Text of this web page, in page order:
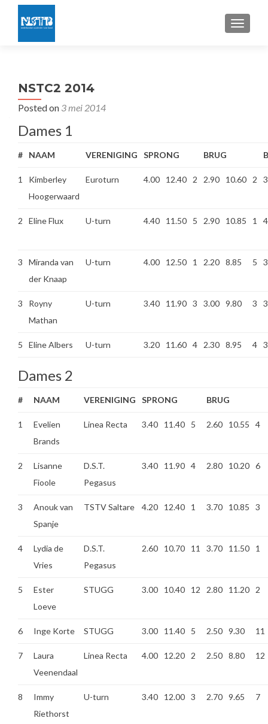
NSTC2 2014
Posted on 3 mei 2014
Dames 1
# NAAM VERENIGING SPRONG BRUG
1
Kimberley
Hoogerwaard
Euroturn 4.00 12.40 2 2.90 10.60 2
2 Eline Flux U-turn 4.40 11.50 5 2.90 10.85 1
3
Miranda van
der Knaap
U-turn 4.00 12.50 1 2.20 8.85 5
3
Royny
Mathan
U-turn 3.40 11.90 3 3.00 9.80 3
5 Eline Albers U-turn 3.20 11.60 4 2.30 8.95 4
Dames 2
# NAAM VERENIGING SPRONG BRUG
1
Evelien
Brands
Linea Recta 3.40 11.40 5 2.60 10.55 4
2
Lisanne
Fioole
D.S.T.
Pegasus
3.40 11.90 4 2.80 10.20 6
3
Anouk van
Spanje
TSTV Saltare 4.20 12.40 1 3.70 10.85 3
4
Lydia de
Vries
D.S.T.
Pegasus
2.60 10.70 11 3.70 11.50 1
5
Ester
Loeve
STUGG 3.00 10.40 12 2.80 11.20 2
6 Inge Korte STUGG 3.00 11.40 5 2.50 9.30 11
7
Laura
Veenendaal
Linea Recta 4.00 12.20 2 2.50 8.80 12
8
Immy
Riethorst
U-turn 3.40 12.00 3 2.70 9.65 7